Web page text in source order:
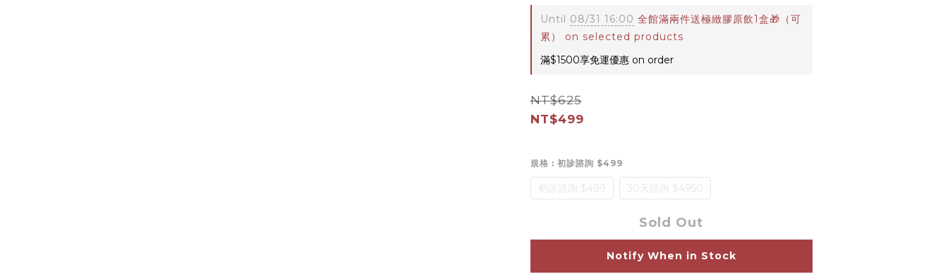
Until 08/31 16:00 全館滿兩件送極緻膠原飲1盒🎁（可
累） on selected products
滿$1500享免運優惠 on order
NT$625
NT$499
規格 : 初診諮詢 $499
初診諮詢 $499 30天諮詢 $4950
Sold Out
Notify When in Stock